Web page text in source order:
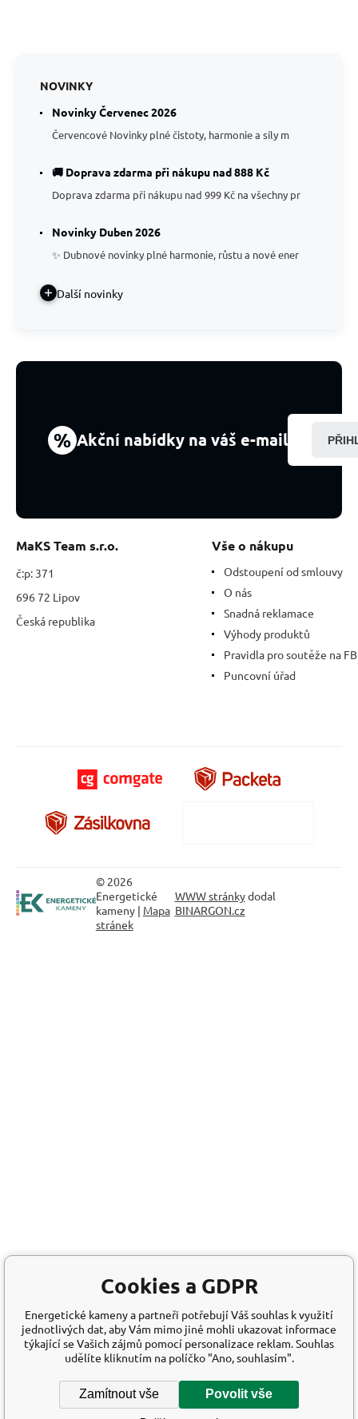
NOVINKY
Novinky Červenec 2026
Červencové Novinky plné čistoty, harmonie a síly m
🚚 Doprava zdarma při nákupu nad 888 Kč
Doprava zdarma při nákupu nad 999 Kč na všechny pr
Novinky Duben 2026
✨ Dubnové novinky plné harmonie, růstu a nové ener
Další novinky
% Akční nabídky na váš e-mail
MaKS Team s.r.o.
č:p: 371
696 72 Lipov
Česká republika
Vše o nákupu
Odstoupení od smlouvy
O nás
Snadná reklamace
Výhody produktů
Pravidla pro soutěže na FB
Puncovní úřad
© 2026
Energetické
kameny | Mapa
stránek
WWW stránkydodal
BINARGON.cz
Cookies a GDPR
Energetické kameny a partneři potřebují Váš souhlas k využití
jednotlivých dat, aby Vám mimo jiné mohli ukazovat informace
týkající se Vašich zájmů pomocí personalizace reklam. Souhlas
udělíte kliknutím na políčko "Ano, souhlasím".
Zamítnout vše Povolit vše